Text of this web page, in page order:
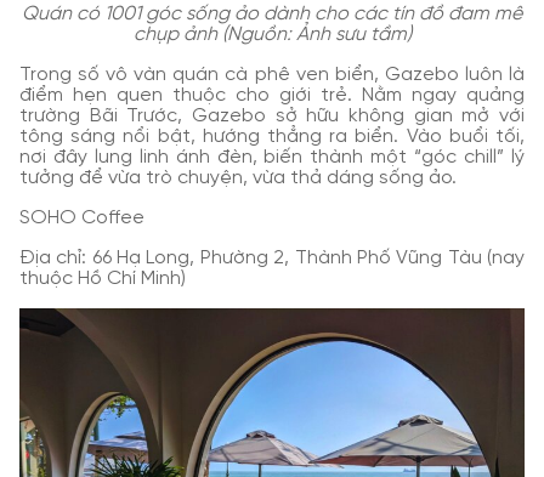
Quán có 1001 góc sống ảo dành cho các tín đồ đam mê
chụp ảnh (Nguồn: Ảnh sưu tầm)
Trong số vô vàn quán cà phê ven biển, Gazebo luôn là
điểm hẹn quen thuộc cho giới trẻ. Nằm ngay quảng
trường Bãi Trước, Gazebo sở hữu không gian mở với
tông sáng nổi bật, hướng thẳng ra biển. Vào buổi tối,
nơi đây lung linh ánh đèn, biến thành một “góc chill” lý
tưởng để vừa trò chuyện, vừa thả dáng sống ảo.
SOHO Coffee
Địa chỉ: 66 Hạ Long, Phường 2, Thành Phố Vũng Tàu (nay
thuộc Hồ Chí Minh)